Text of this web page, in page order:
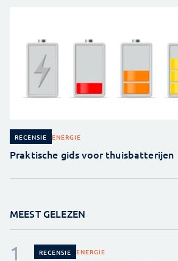
RECENSIE ENERGIE
Praktische gids voor thuisbatterijen
MEEST GELEZEN
RECENSIE ENERGIE